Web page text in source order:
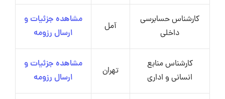
کارشناس حسابرسی
داخلی
آمل
مشاهده جزئیات و
ارسال رزومه
کارشناس منابع
انسانی و اداری
تهران
مشاهده جزئیات و
ارسال رزومه